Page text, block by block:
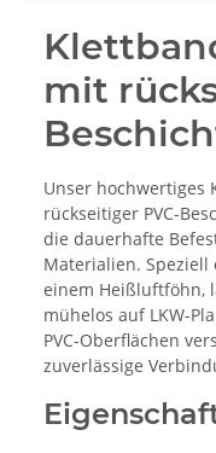
mit
Unser hochwertiges
rückseitiger PVC-
die dauerhafte
Materialien.
einem Heißluftföhn,
mühelos auf LKW-
PVC-Oberflächen
zuverlässige